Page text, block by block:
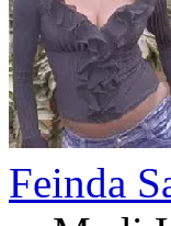
Feinda